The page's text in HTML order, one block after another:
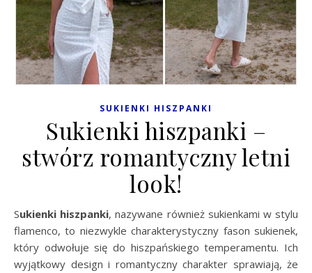
SUKIENKI HISZPANKI
Sukienki hiszpanki –
stwórz romantyczny letni
look!
Sukienki hiszpanki, nazywane również sukienkami w stylu
flamenco, to niezwykle charakterystyczny fason sukienek,
który odwołuje się do hiszpańskiego temperamentu. Ich
wyjątkowy design i romantyczny charakter sprawiają, że